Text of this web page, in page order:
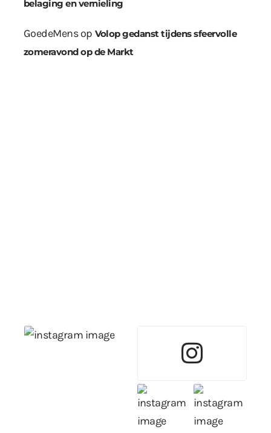
belaging en vernieling
GoedeMensop Volop gedanst tijdens sfeervolle
zomeravond op de Markt